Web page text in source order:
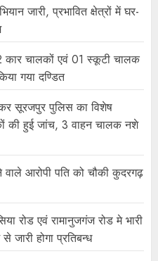
जारी, प्रभावित क्षेत्रों में घर-
चालकों एवं 01 स्कूटी चालक
गया दण्डित
सूरजपुर पुलिस का विशेष
की हुई जांच, 3 वाहन चालक नशे
वाले आरोपी पति को चौकी कुदरगढ़
रोड एवं रामानुजगंज रोड मे भारी
होगा प्रतिबन्ध